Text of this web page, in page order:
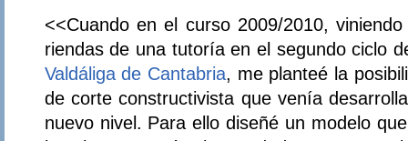
<<Cuando en el curso 2009/2010,
riendas de una tutoría en el segundo ciclo
Valdáliga de Cantabria, me planteé la
de corte constructivista que venía
nuevo nivel. Para ello diseñé un modelo